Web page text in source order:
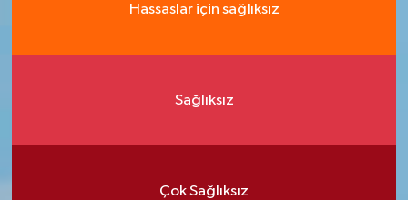
Hassaslar için sağlıksız
Sağlıksız
Çok Sağlıksız